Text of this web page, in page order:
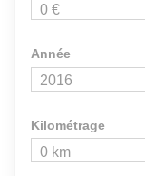
Année
Kilométrage